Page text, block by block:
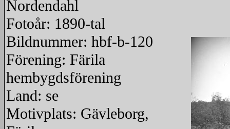
Nordendahl
Fotoår: 1890-tal
Bildnummer: hbf-b-120
Förening: Färila
hembygdsförening
Land: se
Motivplats: Gävleborg,